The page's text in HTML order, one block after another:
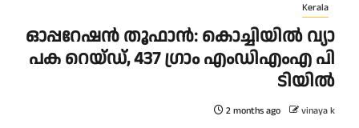
Kerala
ഓ​പ്പ​റേ​ഷ​ന്‍ തൂ​ഫാ​ന്‍: കൊ​ച്ചി​യി​ൽ വ്യാ​
പ​ക റെ​യ്ഡ്, 437 ഗ്രാം ​എം​ഡി​എം​എ പി​
ടി​യി​ൽ
2 months ago vinaya k